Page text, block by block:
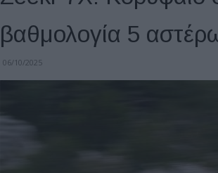
βαθμολογία 5
06/10/2025